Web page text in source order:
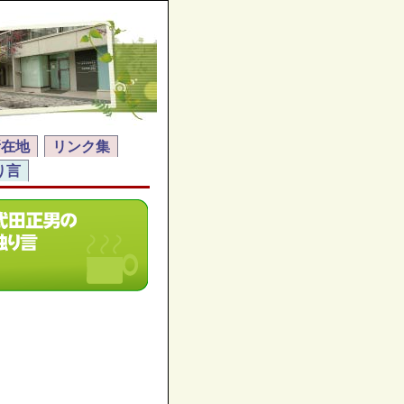
地
リンク集
言